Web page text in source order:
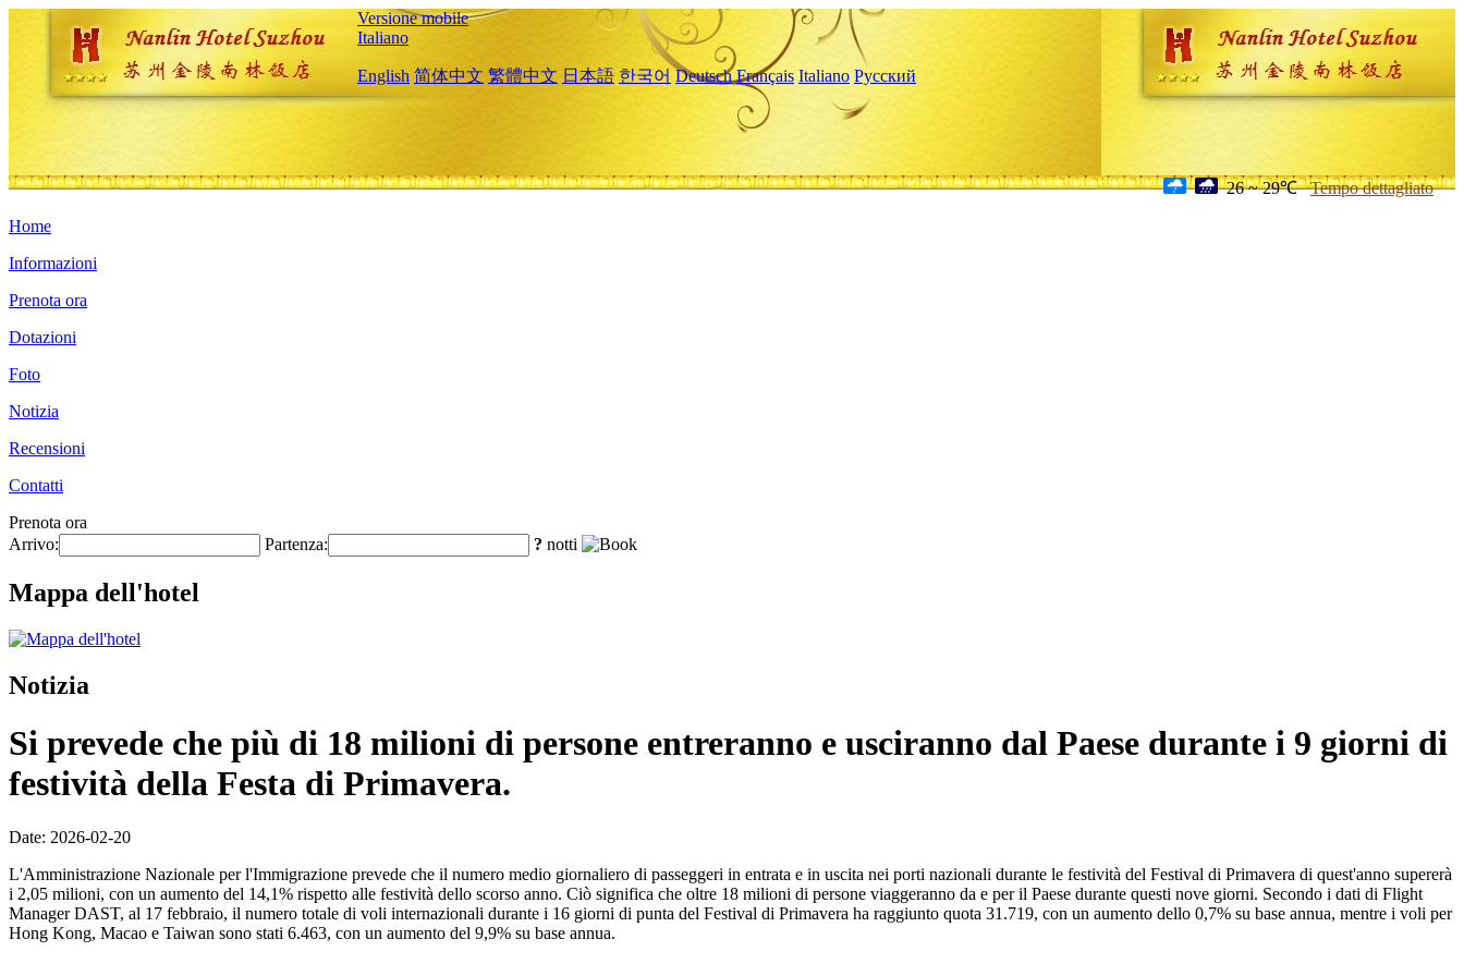
Versione mobile
Italiano
English 简体中文 繁體中文 日本語 한국어 Deutsch Français Italiano Русский
26 ~ 29℃ Tempo dettagliato
Home
Informazioni
Prenota ora
Dotazioni
Foto
Notizia
Recensioni
Contatti
Prenota ora
Arrivo:
Partenza: ? notti
Mappa dell'hotel
Notizia
Si prevede che più di 18 milioni di persone entreranno e usciranno dal Paese durante i 9 giorni di
festività della Festa di Primavera.
Date: 2026-02-20
L'Amministrazione Nazionale per l'Immigrazione prevede che il numero medio giornaliero di passeggeri in entrata e in uscita nei porti nazionali durante le festività del Festival di Primavera di quest'anno supererà
i 2,05 milioni, con un aumento del 14,1% rispetto alle festività dello scorso anno. Ciò significa che oltre 18 milioni di persone viaggeranno da e per il Paese durante questi nove giorni. Secondo i dati di Flight
Manager DAST, al 17 febbraio, il numero totale di voli internazionali durante i 16 giorni di punta del Festival di Primavera ha raggiunto quota 31.719, con un aumento dello 0,7% su base annua, mentre i voli per
Hong Kong, Macao e Taiwan sono stati 6.463, con un aumento del 9,9% su base annua.